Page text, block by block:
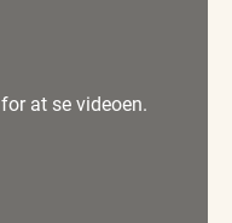
for at se videoen.